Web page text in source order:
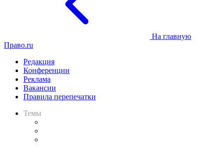
На главную
Право.ru
Редакция
Конференции
Реклама
Вакансии
Правила перепечатки
Темы